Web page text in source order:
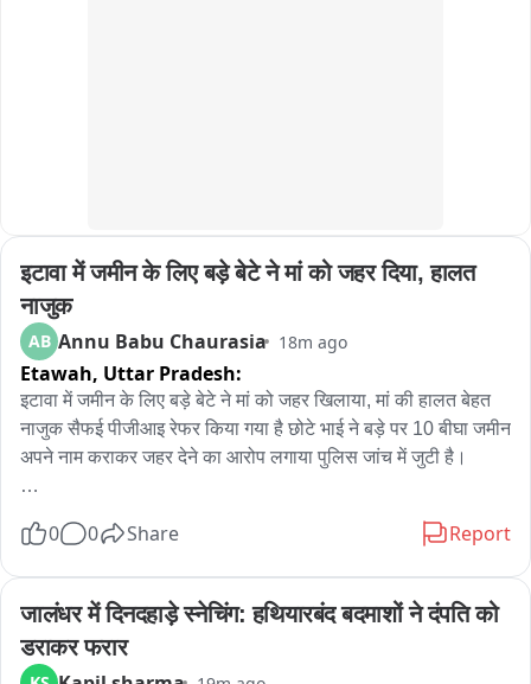
इटावा में जमीन के लिए बड़े बेटे ने मां को जहर दिया, हालत
नाजुक
AB Annu Babu Chaurasia 18m ago
Etawah, Uttar Pradesh:
इटावा में जमीन के लिए बड़े बेटे ने मां को जहर खिलाया, मां की हालत बेहत
नाजुक सैफई पीजीआइ रेफर किया गया है छोटे भाई ने बड़े पर 10 बीघा जमीन
अपने नाम कराकर जहर देने का आरोप लगाया पुलिस जांच में जुटी है।
नंबर 51 से एक ऐसा मामला सामने आया है जिसको लेकर रिश्ते शर्मसार हो
परिस्थितियों में जहर खाने के बाद छोटे बेटे ने इलाज के लिए अस्पताल
पहुंचाया है जहां पर छोटे बेटे ने अपने ही बड़े भाई पर गंभीर आरोप लगाए है
छोटे भाई यतेंद्र सिंह ने आरोप लगाया कि यह मेरी मां है और इनसे जबरन बड़े
0 0 Share Report
जालंधर में दिनदहाड़े स्नेचिंग: हथियारबंद बदमाशों ने दंपति को
डराकर फरार